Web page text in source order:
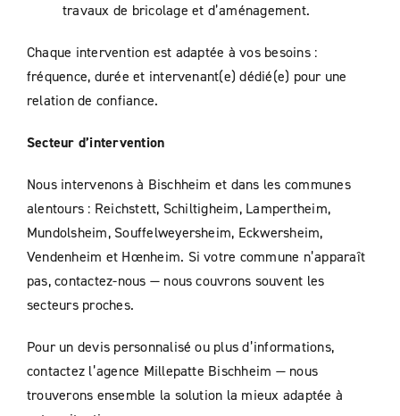
travaux de bricolage et d’aménagement.
Chaque intervention est adaptée à vos besoins :
fréquence, durée et intervenant(e) dédié(e) pour une
relation de confiance.
Secteur d’intervention
Nous intervenons à Bischheim et dans les communes
alentours : Reichstett, Schiltigheim, Lampertheim,
Mundolsheim, Souffelweyersheim, Eckwersheim,
Vendenheim et Hœnheim. Si votre commune n’apparaît
pas, contactez-nous — nous couvrons souvent les
secteurs proches.
Pour un devis personnalisé ou plus d’informations,
contactez l’agence Millepatte Bischheim — nous
trouverons ensemble la solution la mieux adaptée à